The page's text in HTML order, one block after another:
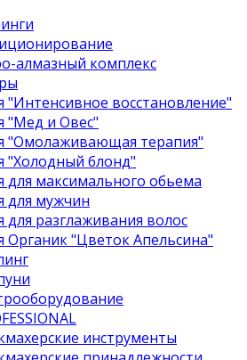
алмазный комплекс
"Интенсивное восстановление"
"Мед и Овес"
"Омолаживающая терапия"
"Холодный блонд"
для максимального обьема
для мужчин
для разглаживания волос
Органик "Цветок Апельсина"
инструменты